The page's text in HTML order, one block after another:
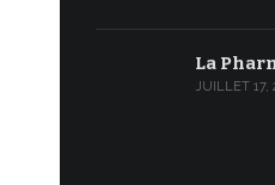
La
JUILLET 17,